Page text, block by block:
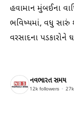
હવામાન મુંબઈના
ભવિષ્યમાં, વધુ
વરસાદના પડકારોને
નવભારત સમય
12k followers 27k